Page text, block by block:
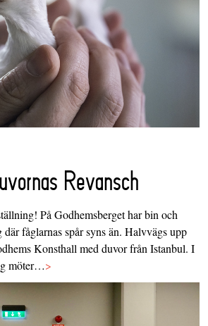
Revansch
På Godhemsberget har bin och
där fåglarnas spår syns än. Halvvägs upp
Konsthall med duvor från Istanbul. I
möter…>